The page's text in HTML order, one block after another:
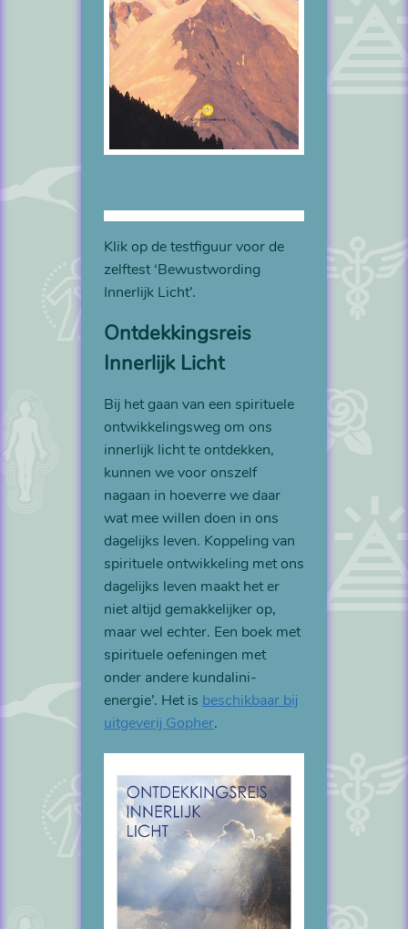
Klik op de testfiguur voor de
zelftest ‘Bewustwording
Innerlijk Licht’.
Ontdekkingsreis
Innerlijk Licht
Bij het gaan van een spirituele
ontwikkelingsweg om ons
innerlijk licht te ontdekken,
kunnen we voor onszelf
nagaan in hoeverre we daar
wat mee willen doen in ons
dagelijks leven. Koppeling van
spirituele ontwikkeling met ons
dagelijks leven maakt het er
niet altijd gemakkelijker op,
maar wel echter. Een boek met
spirituele oefeningen met
onder andere kundalini-
energie’. Het is beschikbaar bij
uitgeverij Gopher.